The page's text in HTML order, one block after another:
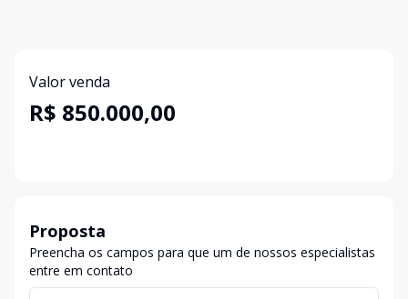
Valor venda
R$ 850.000,00
Proposta
Preencha os campos para que um de nossos especialistas
entre em contato